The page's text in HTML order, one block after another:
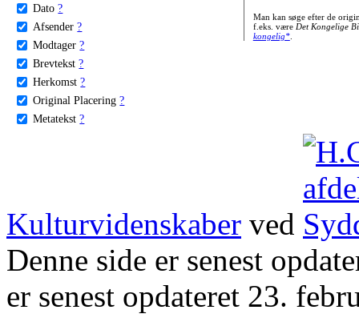
Dato ?
Afsender ?
Modtager ?
Brevtekst ?
Herkomst ?
Original Placering ?
Metatekst ?
Man kan søge efter de
f.eks. være Det Kongelige
kongelig*.
Kulturvidenskaber ved
Denne side er senest
er senest opdateret 23.